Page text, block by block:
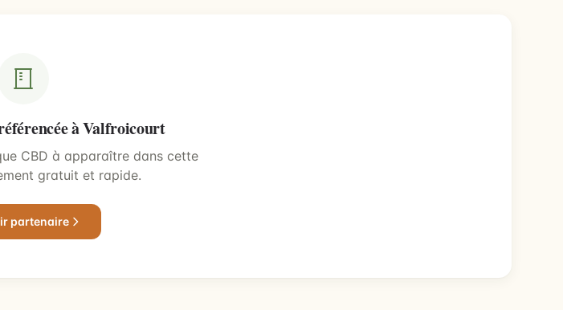
à Valfroicourt
CBD à apparaître dans cette
gratuit et rapide.
partenaire